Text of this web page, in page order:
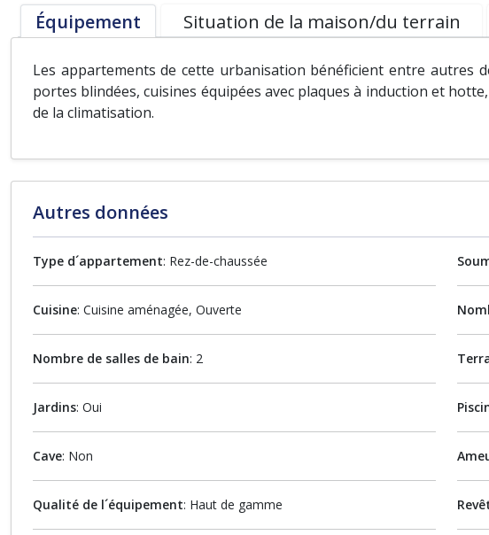
Équipement Situation de la maison/du terrain
Les appartements de cette urbanisation bénéficient entre autres
portes blindées, cuisines équipées avec plaques à induction et
de la climatisation.
Autres données
Type d´appartement: Rez-de-chaussée
Cuisine: Cuisine aménagée, Ouverte
Nombre de salles de bain: 2
Jardins: Oui
Cave: Non
Qualité de l´équipement: Haut de gamme